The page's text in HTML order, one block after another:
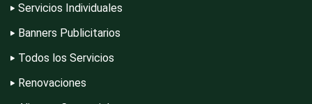
Construcciones en General
Servicios Individuales
Banners Publicitarios
Todos los Servicios
Renovaciones